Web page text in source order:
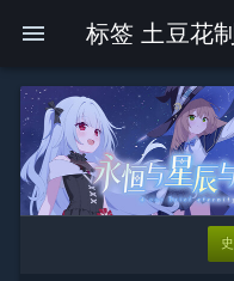
menu